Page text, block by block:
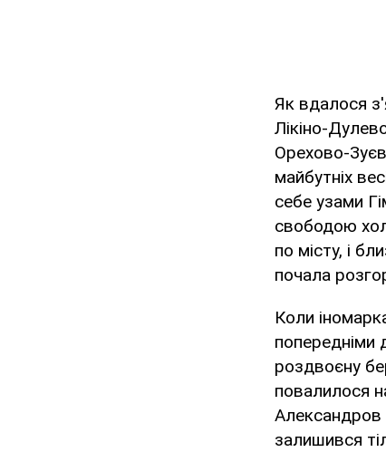
Як вдалося
Лікіно-
Орехово-
майбутніх
себе узами
свободою
по місту, і
почала
Коли
попередніми
роздвоєну
повалилося
Александров
залишився